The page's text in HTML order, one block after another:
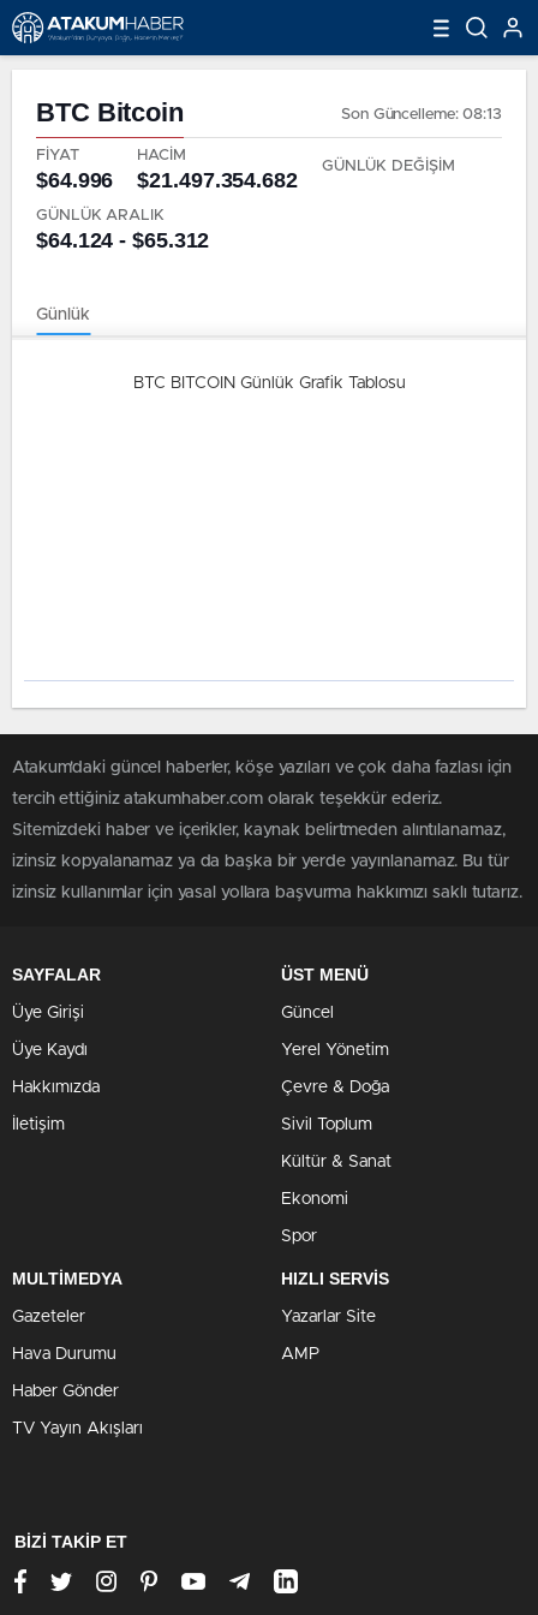
BTC Bitcoin Son Güncelleme: 08:13
FİYAT
$64.996
HACİM
$21.497.354.682
GÜNLÜK DEĞİŞİM
GÜNLÜK ARALIK
$64.124 - $65.312
Günlük
BTC BITCOIN Günlük Grafik Tablosu
Atakum'daki güncel haberler, köşe yazıları ve çok daha fazlası için
tercih ettiğiniz atakumhaber.com olarak teşekkür ederiz.
Sitemizdeki haber ve içerikler, kaynak belirtmeden alıntılanamaz,
izinsiz kopyalanamaz ya da başka bir yerde yayınlanamaz. Bu tür
izinsiz kullanımlar için yasal yollara başvurma hakkımızı saklı tutarız.
SAYFALAR
Üye Girişi
Üye Kaydı
Hakkımızda
İletişim
ÜST MENÜ
Güncel
Yerel Yönetim
Çevre & Doğa
Sivil Toplum
Kültür & Sanat
Ekonomi
Spor
MULTİMEDYA
Gazeteler
Hava Durumu
Haber Gönder
TV Yayın Akışları
HIZLI SERVİS
Yazarlar Site
AMP
BİZİ TAKİP ET